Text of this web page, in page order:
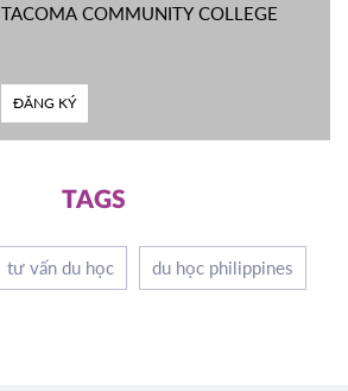
TACOMA COMMUNITY COLLEGE
ĐĂNG KÝ
TAGS
tư vấn du học du học philippines